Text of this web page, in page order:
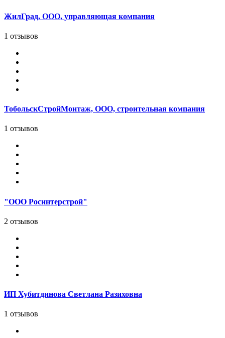
ЖилГрад, ООО, управляющая компания
1 отзывов
ТобольскСтройМонтаж, ООО, строительная компания
1 отзывов
"ООО Росинтерстрой"
2 отзывов
ИП Хубитдинова Светлана Разиховна
1 отзывов